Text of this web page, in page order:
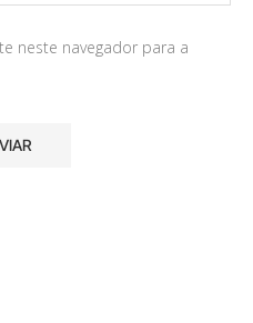
neste navegador para a